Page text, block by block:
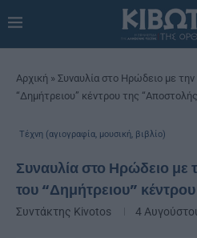
Αρχική » Συναυλία στο Ηρώδειο με
“Δημήτρειου” κέντρου της
Τέχνη (αγιογραφία, μουσική, βιβλίο)
Συναυλία στο Ηρώδειο με
του “Δημήτρειου”
Συντάκτης Kivotos 4